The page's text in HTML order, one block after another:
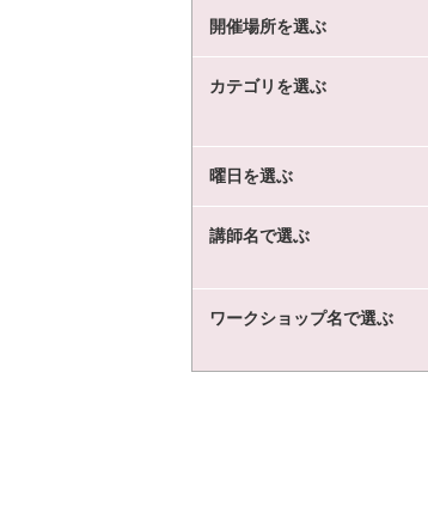
開催場所を選ぶ
カテゴリを選ぶ
曜日を選ぶ
講師名で選ぶ
ワークショップ名で選ぶ